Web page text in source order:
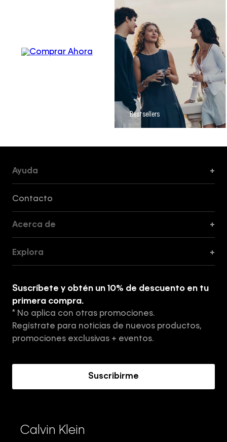
Men´s
Bestsellers
Ayuda +
Contacto
Acerca de +
Tiendas
Aviso de privacidad
Términos y Condiciones
Explora +
Suscríbete y obtén un 10% de descuento en tu
primera compra.
* No aplica con otras promociones.
Regístrate para noticias de nuevos productos,
promociones exclusivas + eventos.
Suscribirme
Calvin Klein